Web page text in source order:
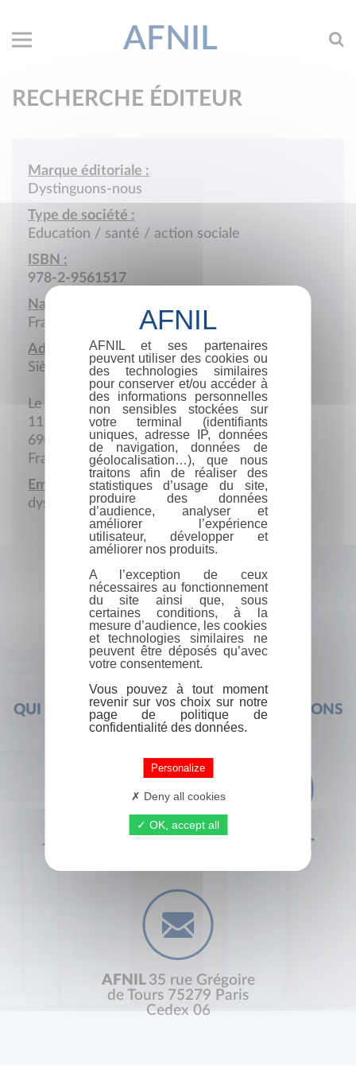
AFNIL
RECHERCHE ÉDITEUR
Marque éditoriale :
Dystinguons-nous
Type de société :
Education / santé / action sociale
ISBN :
978-2-9561517
Nationalité :
France
Adresse :
Siège social
Le Sablon - allée 7
11 Avenue Lacassagne
69003 Lyon
France
Email :
dystinguons.nous@gmail.com
QUI SOMMES-NOUS ?FOIRE AUX QUESTIONS
+33 (0) 1 44 41 29 19 CONTACT
AFNIL 35 rue Grégoire
de Tours 75279 Paris
Cedex 06
AFNIL et ses partenaires
peuvent utiliser des cookies ou
des technologies similaires
pour conserver et/ou accéder à
des informations personnelles
non sensibles stockées sur
votre terminal (identifiants
uniques, adresse IP, données
de navigation, données de
géolocalisation…), que nous
traitons afin de réaliser des
statistiques d’usage du site,
produire des données
d’audience, analyser et
améliorer l’expérience
utilisateur, développer et
améliorer nos produits.
A l’exception de ceux
nécessaires au fonctionnement
du site ainsi que, sous
certaines conditions, à la
mesure d’audience, les cookies
et technologies similaires ne
peuvent être déposés qu’avec
votre consentement.
Vous pouvez à tout moment
revenir sur vos choix sur notre
page de politique de
confidentialité des données.
Personalize
Deny all cookies
OK, accept all